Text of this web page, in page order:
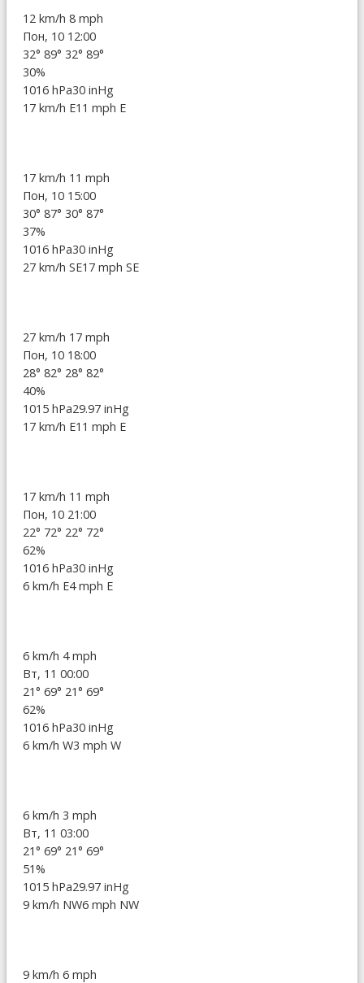
12 km/h 8 mph
Пон, 10 12:00
32° 89° 32° 89°
30%
1016 hPa30 inHg
17 km/h E11 mph E
17 km/h 11 mph
Пон, 10 15:00
30° 87° 30° 87°
37%
1016 hPa30 inHg
27 km/h SE17 mph SE
27 km/h 17 mph
Пон, 10 18:00
28° 82° 28° 82°
40%
1015 hPa29.97 inHg
17 km/h E11 mph E
17 km/h 11 mph
Пон, 10 21:00
22° 72° 22° 72°
62%
1016 hPa30 inHg
6 km/h E4 mph E
6 km/h 4 mph
Вт, 11 00:00
21° 69° 21° 69°
62%
1016 hPa30 inHg
6 km/h W3 mph W
6 km/h 3 mph
Вт, 11 03:00
21° 69° 21° 69°
51%
1015 hPa29.97 inHg
9 km/h NW6 mph NW
9 km/h 6 mph